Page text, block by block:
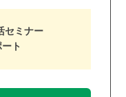
セミナー
ト